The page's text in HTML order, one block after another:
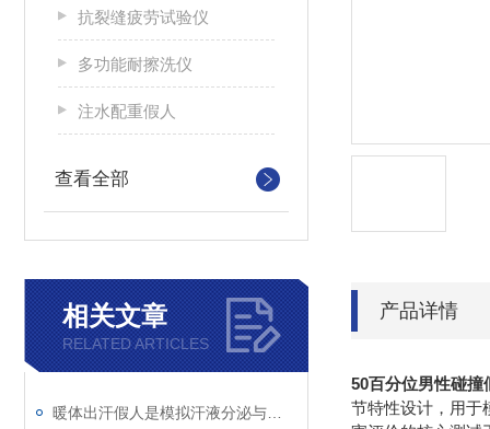
抗裂缝疲劳试验仪
多功能耐擦洗仪
注水配重假人
查看全部
相关文章
RELATED ARTICLES
产品详情
50百分位男性碰撞
节特性设计，用于